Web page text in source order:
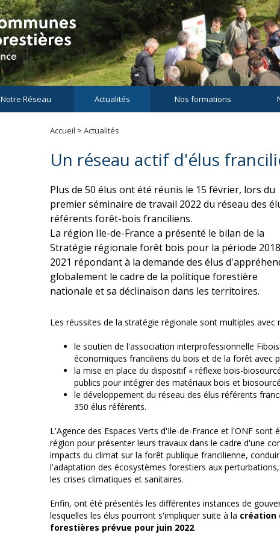
Notre Réseau Actualités Nos formations
Accueil > Actualités
Un réseau actif d'élus
Plus de 50 élus ont été réunis le 15 février, lors du
premier séminaire de travail 2022 du réseau des
référents forêt-bois franciliens.
La région Ile-de-France a présenté le bilan de la
Stratégie régionale forêt bois pour la période
2021 répondant à la demande des élus
globalement le cadre de la politique forestière
nationale et sa déclinaison dans les territoires.
Les réussites de la stratégie régionale sont multiples avec
le soutien de l'association interprofessionnelle
économiques franciliens du bois et de la forêt avec
la mise en place du dispositif « réflexe bois-
publics pour intégrer des matériaux bois et
le développement du réseau des élus référents
350 élus référents.
L'Agence des Espaces Verts d'Ile-de-France et l'ONF sont
région pour présenter leurs travaux dans le cadre d'une
impacts du climat sur la forêt publique francilienne,
l'adaptation des écosystèmes forestiers aux
les crises climatiques et sanitaires.
Enfin, ont été présentés les différentes instances de
lesquelles les élus pourront s'impliquer suite à la création
forestières prévue pour juin 2022.